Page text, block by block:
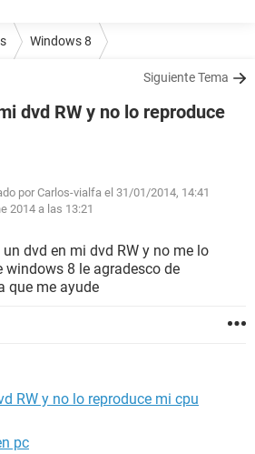
Windows 8
Siguiente Tema
dvd RW y no lo reproduce
por Carlos-vialfa el 31/01/2014, 14:41
2014 a las 13:21
dvd en mi dvd RW y no me lo
windows 8 le agradesco de
que me ayude
RW y no lo reproduce mi cpu
pc